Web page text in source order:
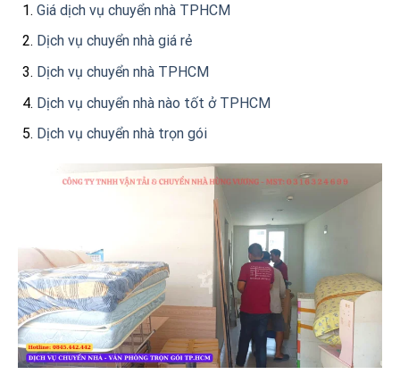
Giá dịch vụ chuyển nhà TPHCM
Dịch vụ chuyển nhà giá rẻ
Dịch vụ chuyển nhà TPHCM
Dịch vụ chuyển nhà nào tốt ở TPHCM
Dịch vụ chuyển nhà trọn gói